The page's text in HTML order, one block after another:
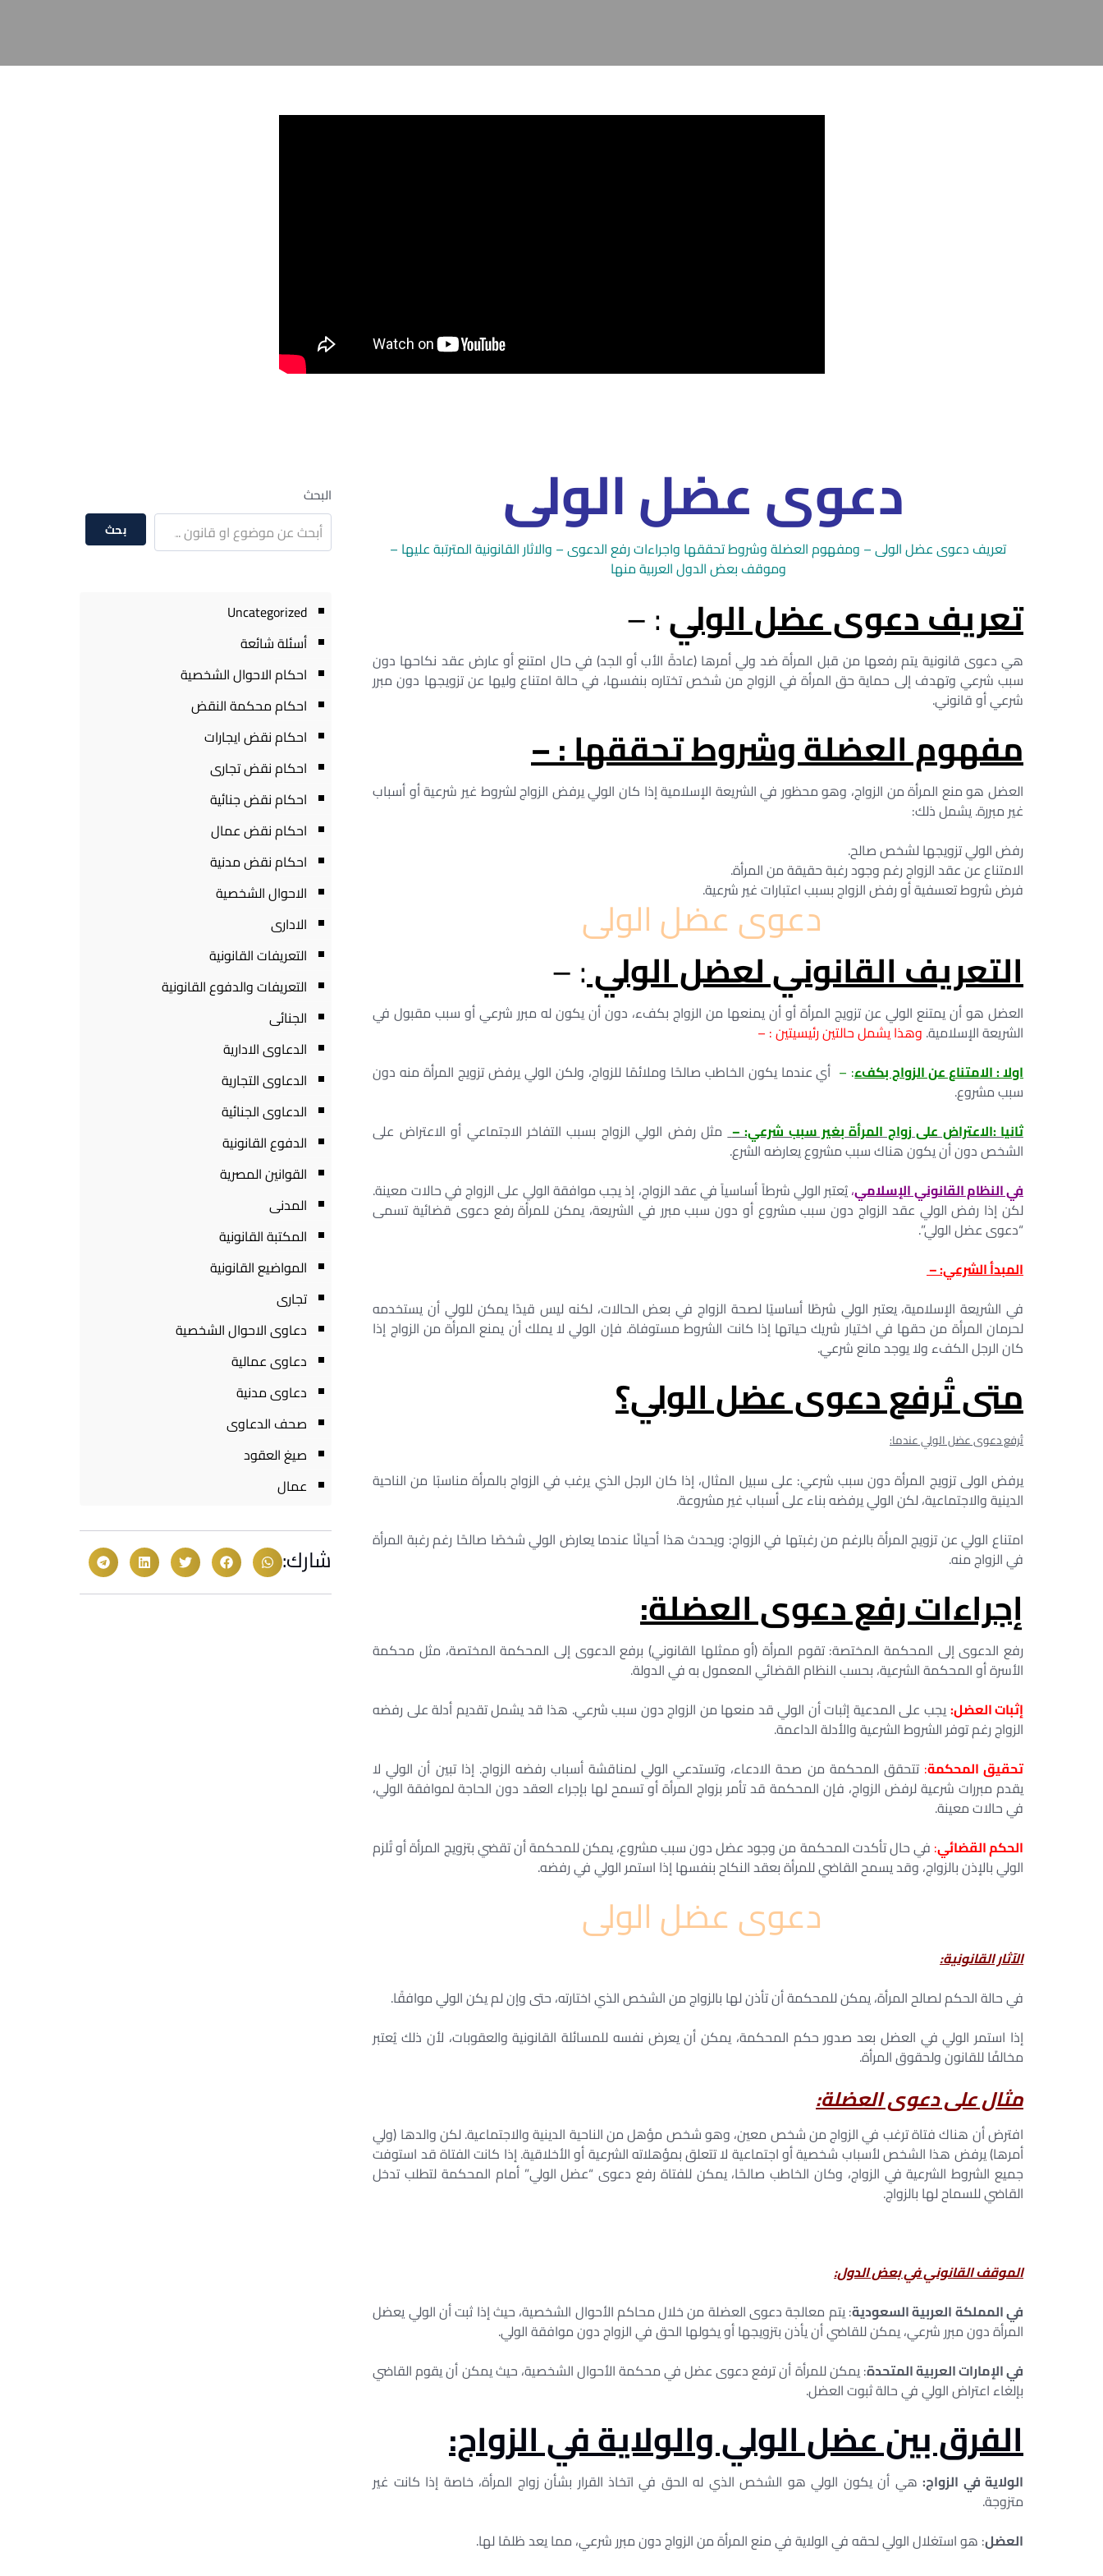
دعوى عضل الولى
تعريف دعوى عضل الولى – ومفهوم العضلة وشروط تحققها واجراءات رفع الدعوى – والاثار القانونية المترتبة عليها –
وموقف بعض الدول العربية منها
تعريف دعوى عضل الولي: –
هي دعوى قانونية يتم رفعها من قبل المرأة ضد ولي أمرها (عادةً الأب أو الجد) في حال امتنع أو عارض عقد نكاحها دون
سبب شرعي وتهدف إلى حماية حق المرأة في الزواج من شخص تختاره بنفسها، في حالة امتناع وليها عن تزويجها دون مبرر
شرعي أو قانوني.
مفهوم العضلة وشروط تحققها : –
العضل هو منع المرأة من الزواج، وهو محظور في الشريعة الإسلامية إذا كان الولي يرفض الزواج لشروط غير شرعية أو أسباب
غير مبررة. يشمل ذلك:
رفض الولي تزويجها لشخص صالح.
الامتناع عن عقد الزواج رغم وجود رغبة حقيقة من المرأة.
فرض شروط تعسفية أو رفض الزواج بسبب اعتبارات غير شرعية.دعوى عضل الولى
التعريف القانوني لعضل الولي: –
العضل هو أن يمتنع الولي عن تزويج المرأة أو أن يمنعها من الزواج بكفء، دون أن يكون له مبرر شرعي أو سبب مقبول في
الشريعة الإسلامية. وهذا يشمل حالتين رئيسيتين : –
اولا : الامتناع عن الزواج بكفء: – أي عندما يكون الخاطب صالحًا وملائمًا للزواج، ولكن الولي يرفض تزويج المرأة منه دون
سبب مشروع.
ثانيا :الاعتراض على زواج المرأة بغير سبب شرعي: –مثل رفض الولي الزواج بسبب التفاخر الاجتماعي أو الاعتراض على
الشخص دون أن يكون هناك سبب مشروع يعارضه الشرع.
في النظام القانوني الإسلامي،يُعتبر الولي شرطاً أساسياً في عقد الزواج، إذ يجب موافقة الولي على الزواج في حالات معينة.
لكن إذا رفض الولي عقد الزواج دون سبب مشروع أو دون سبب مبرر في الشريعة، يمكن للمرأة رفع دعوى قضائية تسمى
“دعوى عضل الولي”.
المبدأ الشرعي: –
في الشريعة الإسلامية، يعتبر الولي شرطًا أساسيًا لصحة الزواج في بعض الحالات، لكنه ليس قيدًا يمكن للولي أن يستخدمه
لحرمان المرأة من حقها في اختيار شريك حياتها إذا كانت الشروط مستوفاة. فإن الولي لا يملك أن يمنع المرأة من الزواج إذا
كان الرجل الكفء ولا يوجد مانع شرعي.
متى تُرفع دعوى عضل الولي؟
تُرفع دعوى عضل الولي عندما:
يرفض الولى تزويج المرأة دون سبب شرعي: على سبيل المثال، إذا كان الرجل الذي يرغب في الزواج بالمرأة مناسبًا من الناحية
الدينية والاجتماعية، لكن الولي يرفضه بناء على أسباب غير مشروعة.
امتناع الولي عن تزويج المرأة بالرغم من رغبتها في الزواج: ويحدث هذا أحيانًا عندما يعارض الولي شخصًا صالحًا رغم رغبة المرأة
في الزواج منه.
إجراءات رفع دعوى العضلة:
رفع الدعوى إلى المحكمة المختصة: تقوم المرأة (أو ممثلها القانوني) برفع الدعوى إلى المحكمة المختصة، مثل محكمة
الأسرة أو المحكمة الشرعية، بحسب النظام القضائي المعمول به في الدولة.
إثبات العضل:يجب على المدعية إثبات أن الولي قد منعها من الزواج دون سبب شرعي. هذا قد يشمل تقديم أدلة على رفضه
الزواج رغم توفر الشروط الشرعية والأدلة الداعمة.
تحقيق المحكمة: تتحقق المحكمة من صحة الادعاء، وتستدعي الولي لمناقشة أسباب رفضه الزواج. إذا تبين أن الولي لا
يقدم مبررات شرعية لرفض الزواج، فإن المحكمة قد تأمر بزواج المرأة أو تسمح لها بإجراء العقد دون الحاجة لموافقة الولي،
في حالات معينة.
الحكم القضائي: في حال تأكدت المحكمة من وجود عضل دون سبب مشروع، يمكن للمحكمة أن تقضي بتزويج المرأة أو تُلزم
الولي بالإذن بالزواج، وقد يسمح القاضي للمرأة بعقد النكاح بنفسها إذا استمر الولي في رفضه.
دعوى عضل الولى
الآثار القانونية:
في حالة الحكم لصالح المرأة، يمكن للمحكمة أن تأذن لها بالزواج من الشخص الذي اختارته، حتى وإن لم يكن الولي موافقًا.
إذا استمر الولي في العضل بعد صدور حكم المحكمة، يمكن أن يعرض نفسه للمسائلة القانونية والعقوبات، لأن ذلك يُعتبر
مخالفًا للقانون ولحقوق المرأة.
مثال على دعوى العضلة:
افترض أن هناك فتاة ترغب في الزواج من شخص معين، وهو شخص مؤهل من الناحية الدينية والاجتماعية. لكن والدها (ولي
أمرها) يرفض هذا الشخص لأسباب شخصية أو اجتماعية لا تتعلق بمؤهلاته الشرعية أو الأخلاقية. إذا كانت الفتاة قد استوفت
جميع الشروط الشرعية في الزواج، وكان الخاطب صالحًا، يمكن للفتاة رفع دعوى “عضل الولي” أمام المحكمة لتطلب تدخل
القاضي للسماح لها بالزواج.
الموقف القانوني في بعض الدول:
في المملكة العربية السعودية: يتم معالجة دعوى العضلة من خلال محاكم الأحوال الشخصية، حيث إذا ثبت أن الولي يعضل
المرأة دون مبرر شرعي، يمكن للقاضي أن يأذن بتزويجها أو يخولها الحق في الزواج دون موافقة الولي.
في الإمارات العربية المتحدة: يمكن للمرأة أن ترفع دعوى عضل في محكمة الأحوال الشخصية، حيث يمكن أن يقوم القاضي
بإلغاء اعتراض الولي في حالة ثبوت العضل.
الفرق بين عضل الولي والولاية في الزواج:
الولاية في الزواج:هي أن يكون الولي هو الشخص الذي له الحق في اتخاذ القرار بشأن زواج المرأة، خاصة إذا كانت غير
متزوجة.
العضل: هو استغلال الولي لحقه في الولاية في منع المرأة من الزواج دون مبرر شرعي، مما يعد ظلمًا لها.
البحث
بحث
Uncategorized
أسئلة شائعة
احكام الاحوال الشخصية
احكام محكمة النقض
احكام نقض ايجارات
احكام نقض تجارى
احكام نقض جنائية
احكام نقض عمال
احكام نقض مدنية
الاحوال الشخصية
الادارى
التعريفات القانونية
التعريفات والدفوع القانونية
الجنائى
الدعاوى الادارية
الدعاوى التجارية
الدعاوى الجنائية
الدفوع القانونية
القوانين المصرية
المدنى
المكتبة القانونية
المواضيع القانونية
تجارى
دعاوى الاحوال الشخصية
دعاوى عمالية
دعاوى مدنية
صحف الدعاوى
صيغ العقود
عمال
شارك: